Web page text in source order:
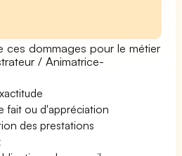
ces dommages pour le métier
/ Animatrice-
fait ou d'appréciation
des prestations